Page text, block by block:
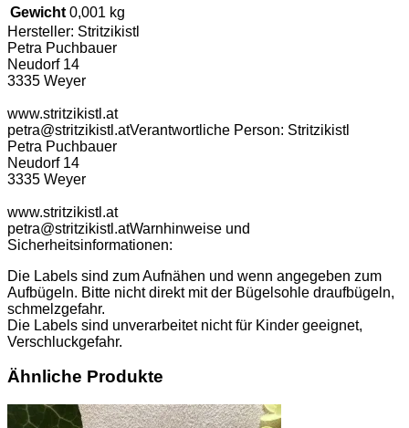
Gewicht 0,001 kg
Hersteller: Stritzikistl
Petra Puchbauer
Neudorf 14
3335 Weyer
www.stritzikistl.at
petra@stritzikistl.atVerantwortliche Person: Stritzikistl
Petra Puchbauer
Neudorf 14
3335 Weyer
www.stritzikistl.at
petra@stritzikistl.atWarnhinweise und
Sicherheitsinformationen:
Die Labels sind zum Aufnähen und wenn angegeben zum
Aufbügeln. Bitte nicht direkt mit der Bügelsohle draufbügeln,
schmelzgefahr.
Die Labels sind unverarbeitet nicht für Kinder geeignet,
Verschluckgefahr.
Ähnliche Produkte